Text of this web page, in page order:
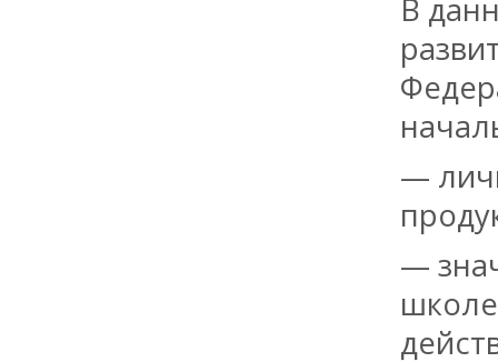
В
—
—